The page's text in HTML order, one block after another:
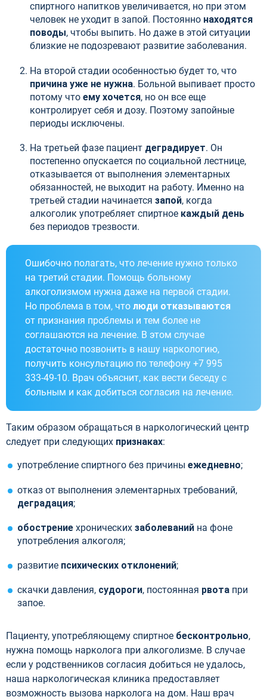
спиртного напитков увеличивается, но при этом
человек не уходит в запой. Постоянно находятся
поводы, чтобы выпить. Но даже в этой ситуации
близкие не подозревают развитие заболевания.
На второй стадии особенностью будет то, что
причина уже не нужна. Больной выпивает просто
потому что ему хочется, но он все еще
контролирует себя и дозу. Поэтому запойные
периоды исключены.
На третьей фазе пациент деградирует. Он
постепенно опускается по социальной лестнице,
отказывается от выполнения элементарных
обязанностей, не выходит на работу. Именно на
третьей стадии начинается запой, когда
алкоголик употребляет спиртное каждый день
без периодов трезвости.
Ошибочно полагать, что лечение нужно только
на третий стадии. Помощь больному
алкоголизмом нужна даже на первой стадии.
Но проблема в том, что люди отказываются
от признания проблемы и тем более не
соглашаются на лечение. В этом случае
достаточно позвонить в нашу наркологию,
получить консультацию по телефону +7 995
333-49-10. Врач объяснит, как вести беседу с
больным и как добиться согласия на лечение.
Таким образом обращаться в наркологический центр
следует при следующих признаках:
употребление спиртного без причиныежедневно;
отказ от выполнения элементарных требований,
деградация;
обострение хроническихзаболеваний на фоне
употребления алкоголя;
развитие психических отклонений;
скачки давления, судороги, постоянная рвота при
запое.
Пациенту, употребляющему спиртное бесконтрольно,
нужна помощь нарколога при алкоголизме. В случае
если у родственников согласия добиться не удалось,
наша наркологическая клиника предоставляет
возможность вызова нарколога на дом. Наш врач